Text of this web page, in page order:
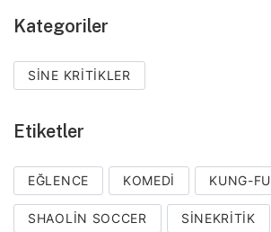
Kategoriler
SINE KRITIKLER
Etiketler
EĞLENCE KOMEDI KUNG-FU
SHAOLIN SOCCER SINEKRITIK